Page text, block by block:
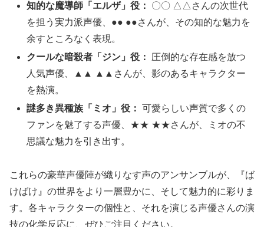
知的な魔導師「エルザ」役：
〇〇 △△さんの次世代
を担う実力派声優、●● ●●さんが、その知的な魅力を
余すところなく表現。
クールな暗殺者「ジン」役：
圧倒的な存在感を放つ
人気声優、▲▲ ▲▲さんが、影のあるキャラクター
を熱演。
謎多き異種族「ミオ」役： 可愛らしい声質で多くの
ファンを魅了する声優、★★ ★★さんが、ミオの不
思議な魅力を引き出す。
これらの豪華声優陣が織りなす声のアンサンブルが、『ば
けばけ』の世界をより一層豊かに、そして魅力的に彩りま
す。各キャラクターの個性と、それを演じる声優さんの演
技の化学反応に、ぜひご注目ください。